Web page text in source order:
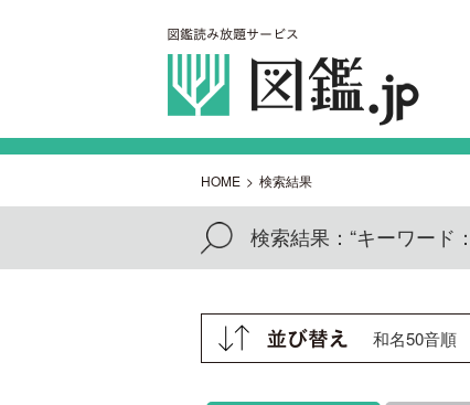
HOME > 検索結果
検索結果： “キーワード：